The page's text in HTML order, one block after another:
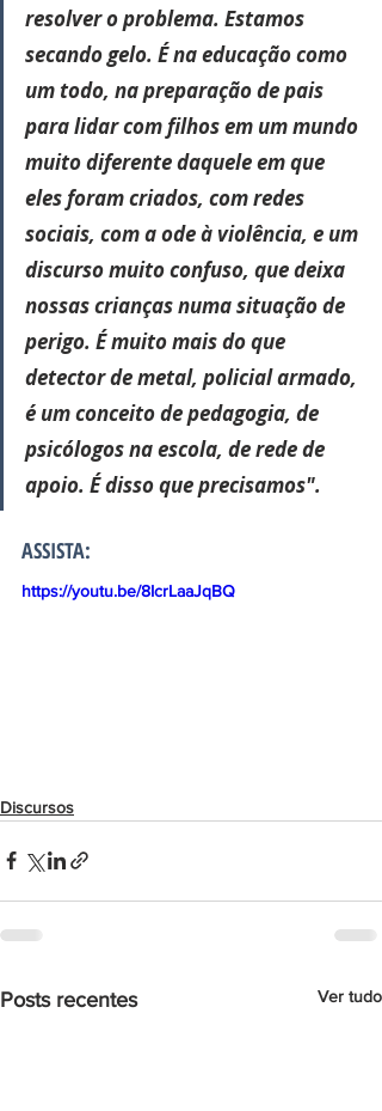
resolver o problema. Estamos
secando gelo. É na educação como
um todo, na preparação de pais
para lidar com filhos em um mundo
muito diferente daquele em que
eles foram criados, com redes
sociais, com a ode à violência, e um
discurso muito confuso, que deixa
nossas crianças numa situação de
perigo. É muito mais do que
detector de metal, policial armado,
é um conceito de pedagogia, de
psicólogos na escola, de rede de
apoio. É disso que precisamos".
ASSISTA:
https://youtu.be/8IcrLaaJqBQ
Discursos
Posts recentes Ver tudo